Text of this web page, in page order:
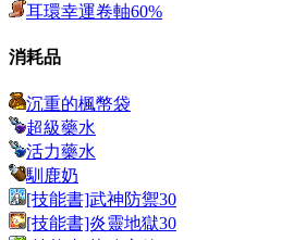
耳環幸運卷軸60%
消耗品
沉重的楓幣袋
超級藥水
活力藥水
馴鹿奶
[技能書]武神防禦30
[技能書]炎靈地獄30